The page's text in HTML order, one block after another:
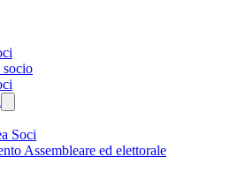
socio
Soci
Assembleare ed elettorale